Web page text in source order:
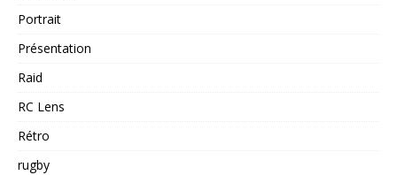
Portrait
Présentation
Raid
RC Lens
Rétro
rugby